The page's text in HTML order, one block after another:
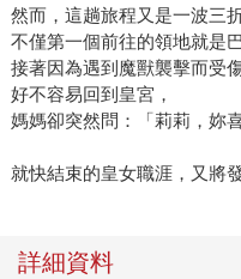
然而，這趟旅程又是一波三
不僅第一個前往的領地就是
接著因為遇到魔獸襲擊而
好不容易回到皇宮，
媽媽卻突然問：「莉莉，妳
就快結束的皇女職涯，又將
詳細資料